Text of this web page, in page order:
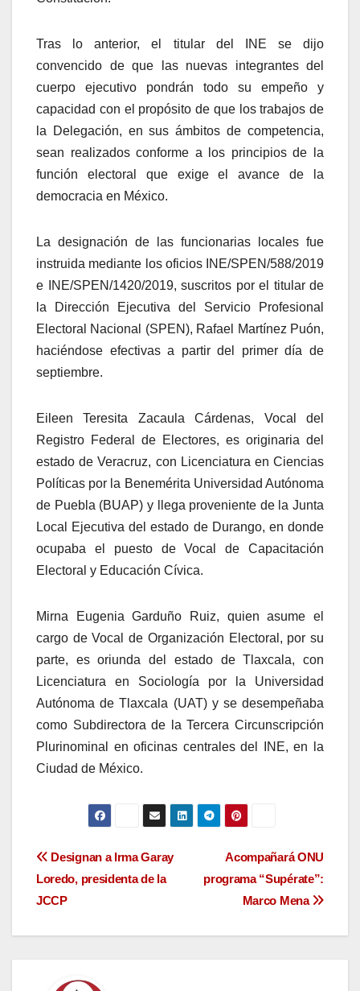
Tras lo anterior, el titular del INE se dijo
convencido de que las nuevas integrantes del
cuerpo ejecutivo pondrán todo su empeño y
capacidad con el propósito de que los trabajos de
la Delegación, en sus ámbitos de competencia,
sean realizados conforme a los principios de la
función electoral que exige el avance de la
democracia en México.
La designación de las funcionarias locales fue
instruida mediante los oficios INE/SPEN/588/2019
e INE/SPEN/1420/2019, suscritos por el titular de
la Dirección Ejecutiva del Servicio Profesional
Electoral Nacional (SPEN), Rafael Martínez Puón,
haciéndose efectivas a partir del primer día de
septiembre.
Eileen Teresita Zacaula Cárdenas, Vocal del
Registro Federal de Electores, es originaria del
estado de Veracruz, con Licenciatura en Ciencias
Políticas por la Benemérita Universidad Autónoma
de Puebla (BUAP) y llega proveniente de la Junta
Local Ejecutiva del estado de Durango, en donde
ocupaba el puesto de Vocal de Capacitación
Electoral y Educación Cívica.
Mirna Eugenia Garduño Ruiz, quien asume el
cargo de Vocal de Organización Electoral, por su
parte, es oriunda del estado de Tlaxcala, con
Licenciatura en Sociología por la Universidad
Autónoma de Tlaxcala (UAT) y se desempeñaba
como Subdirectora de la Tercera Circunscripción
Plurinominal en oficinas centrales del INE, en la
Ciudad de México.
Navegación
de
entradas
Acompañará ONU
programa “Supérate”:
Marco Mena
Designan a Irma Garay
Loredo, presidenta de la
JCCP